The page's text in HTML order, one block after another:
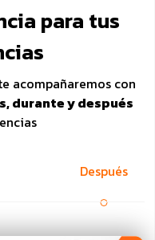
para tus
acompañaremos con
durante y después
Después